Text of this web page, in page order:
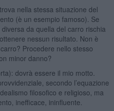
nella stessa situazione del
(è un esempio famoso). Se
da quella del carro rischia
nessun risultato. Non è
Procedere nello stesso
minor danno?
dovrà essere il mio motto.
secondo l’equazione
filosofico e religioso, ma
inefficace, ininfluente.